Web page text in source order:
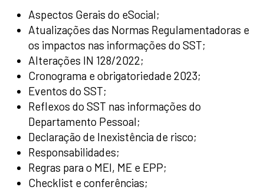
Aspectos Gerais do eSocial;
Atualizações das Normas Regulamentadoras e
os impactos nas informações do SST;
Alterações IN 128/2022;
Cronograma e obrigatoriedade 2023;
Eventos do SST;
Reflexos do SST nas informações do
Departamento Pessoal;
Declaração de Inexistência de risco;
Responsabilidades;
Regras para o MEI, ME e EPP;
Checklist e conferências;